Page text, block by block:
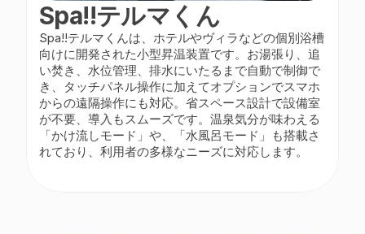
Spa!!テルマくん
Spa!!テルマくんは、ホテルやヴィラなどの個別浴槽
向けに開発された小型昇温装置です。お湯張り、追
い焚き、水位管理、排水にいたるまで自動で制御で
き、タッチパネル操作に加えてオプションでスマホ
からの遠隔操作にも対応。省スペース設計で設備室
が不要、導入もスムーズです。温泉気分が味わえる
「かけ流しモード」や、「水風呂モード」も搭載さ
れており、利用者の多様なニーズに対応します。